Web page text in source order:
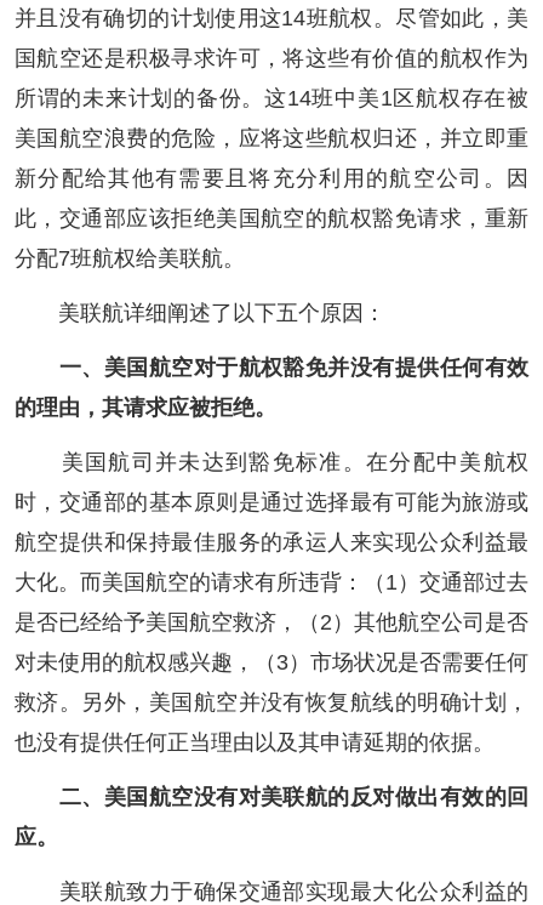
并且没有确切的计划使用这14班航权。尽管如此，美
国航空还是积极寻求许可，将这些有价值的航权作为
所谓的未来计划的备份。这14班中美1区航权存在被
美国航空浪费的危险，应将这些航权归还，并立即重
新分配给其他有需要且将充分利用的航空公司。因
此，交通部应该拒绝美国航空的航权豁免请求，重新
分配7班航权给美联航。
美联航详细阐述了以下五个原因：
一、美国航空对于航权豁免并没有提供任何有效
的理由，其请求应被拒绝。
美国航司并未达到豁免标准。在分配中美航权
时，交通部的基本原则是通过选择最有可能为旅游或
航空提供和保持最佳服务的承运人来实现公众利益最
大化。而美国航空的请求有所违背：（1）交通部过去
是否已经给予美国航空救济，（2）其他航空公司是否
对未使用的航权感兴趣，（3）市场状况是否需要任何
救济。另外，美国航空并没有恢复航线的明确计划，
也没有提供任何正当理由以及其申请延期的依据。
二、美国航空没有对美联航的反对做出有效的回
应。
美联航致力于确保交通部实现最大化公众利益的